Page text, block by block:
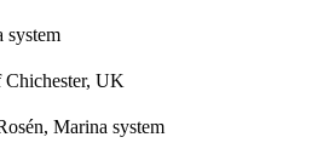
system
Chichester, UK
Marina system